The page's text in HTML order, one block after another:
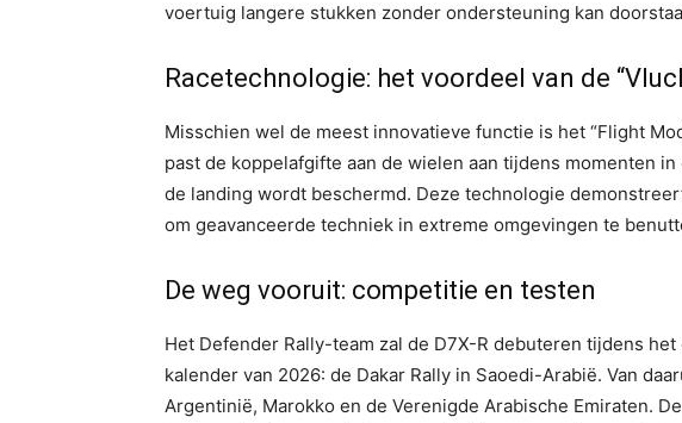
voertuig langere stukken zonder ondersteuning kan
Racetechnologie: het voordeel van de
Misschien wel de meest innovatieve functie is het “Flight
past de koppelafgifte aan de wielen aan tijdens momenten
de landing wordt beschermd. Deze technologie
om geavanceerde techniek in extreme omgevingen te
De weg vooruit: competitie en testen
Het Defender Rally-team zal de D7X-R debuteren tijdens
kalender van 2026: de Dakar Rally in Saoedi-Arabië. Van
Argentinië, Marokko en de Verenigde Arabische Emiraten.